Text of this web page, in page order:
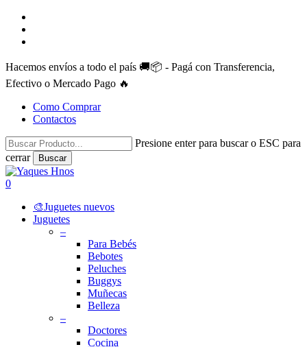
Skip
main
Hacemos envíos a todo el país 🚚📦 - Pagá con Transferencia,
Efectivo o Mercado Pago 🔥
Como Comprar
Contactos
Presione enter para buscar o ESC para
cerrar
Buscar
Close
Search
search
account
0
🎨Juguetes nuevos
Juguetes
–
Para Bebés
Bebotes
Peluches
Buggys
Muñecas
Belleza
–
Doctores
Cocina